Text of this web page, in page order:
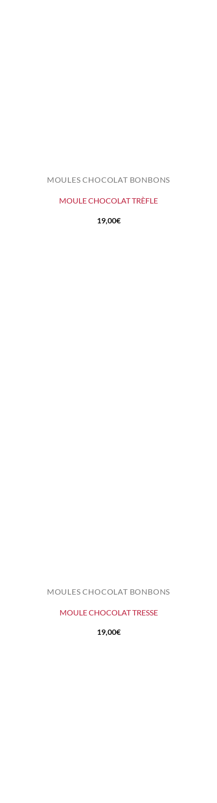
MOULES CHOCOLAT BONBONS
MOULE CHOCOLAT TRÈFLE
19,00€
MOULES CHOCOLAT BONBONS
MOULE CHOCOLAT TRESSE
19,00€